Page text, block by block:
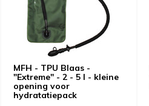
MFH - TPU Blaas -
"Extreme" - 2 - 5 l - kleine
opening voor
hydratatiepack